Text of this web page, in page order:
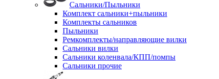
Сальники/Пыльники
Комплект сальники+пыльники
Комплекты сальников
Пыльники
Ремкомплекты/направляющие вилки
Сальники вилки
Сальники коленвала/КПП/помпы
Сальники прочие